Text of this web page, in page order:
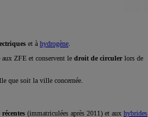
et à hydrogène
aux ZFE et conservent le droit de circulerlors de
que soit la ville concernée.
(immatriculées après 2011) et aux hybrides